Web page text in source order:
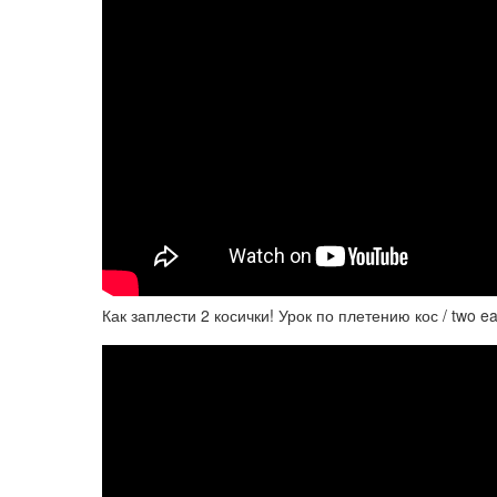
Как заплести 2 косички! Урок по плетению кос / two